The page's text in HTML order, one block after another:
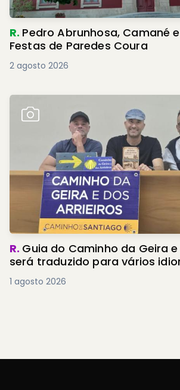
R. Pedro Abrunhosa, Camané
Festas de Paredes Coura
2 agosto 2026
R. Guia do Caminho da Geira
será traduzido para vários
1 agosto 2026